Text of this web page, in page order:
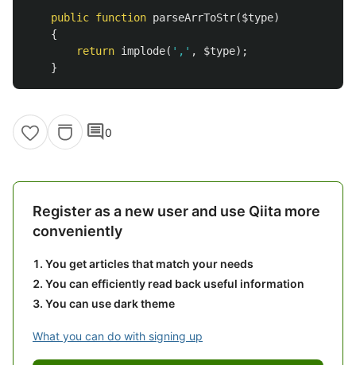
public function parseArrToStr($type)
{
return implode( ',' , $type);
}
comment0
Register as a new user and use Qiita more
conveniently
You get articles that match your needs
You can efficiently read back useful information
You can use dark theme
What you can do with signing up